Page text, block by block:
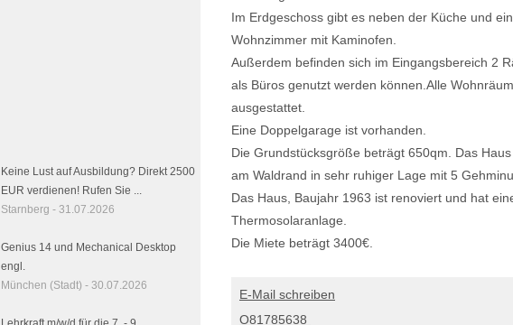
Keine Lust auf Ausbildung? Direkt 2500
EUR verdienen! Rufen Sie ...
Starnberg - 31.07.2026
Genius 14 und Mechanical Desktop
engl.
München (Stadt) - 30.07.2026
Im Erdgeschoss gibt es neben der Küche und
Wohnzimmer mit Kaminofen.
Außerdem befinden sich im Eingangsbereich 2
als Büros genutzt werden können.Alle
ausgestattet.
Eine Doppelgarage ist vorhanden.
Die Grundstücksgröße beträgt 650qm. Das
am Waldrand in sehr ruhiger Lage mit 5
Das Haus, Baujahr 1963 ist renoviert und hat
Thermosolaranlage.
Die Miete beträgt 3400€.
E-Mail schreiben
O81785638